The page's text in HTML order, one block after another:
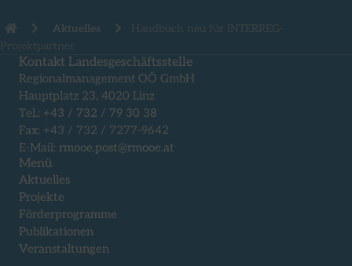
Aktuelles
Handbuch neu für INTERREG-
Projektpartner
Kontakt Landesgeschäftsstelle
Regionalmanagement OÖ GmbH
Hauptplatz 23, 4020 Linz
Tel.: +43 / 732 / 79 30 38
Fax: +43 / 732 / 7277-9642
E-Mail: rmooe.post@rmooe.at
Menü
Aktuelles
Projekte
Förderprogramme
Publikationen
Veranstaltungen